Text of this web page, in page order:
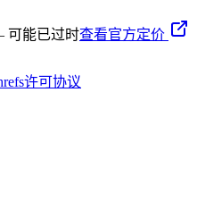
可能已过时查看官方定价
许可协议